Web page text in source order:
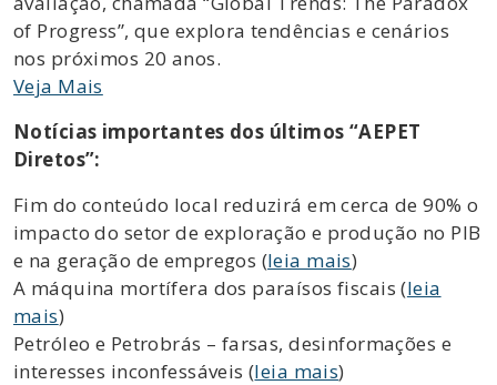
of Progress”, que explora tendências e cenários
nos próximos 20 anos.
Veja Mais
Notícias importantes dos últimos “AEPET
Diretos”:
Fim do conteúdo local reduzirá em cerca de 90% o
impacto do setor de exploração e produção no PIB
e na geração de empregos (leia mais)
A máquina mortífera dos paraísos fiscais (leia
mais)
Petróleo e Petrobrás – farsas, desinformações e
interesses inconfessáveis (leia mais)